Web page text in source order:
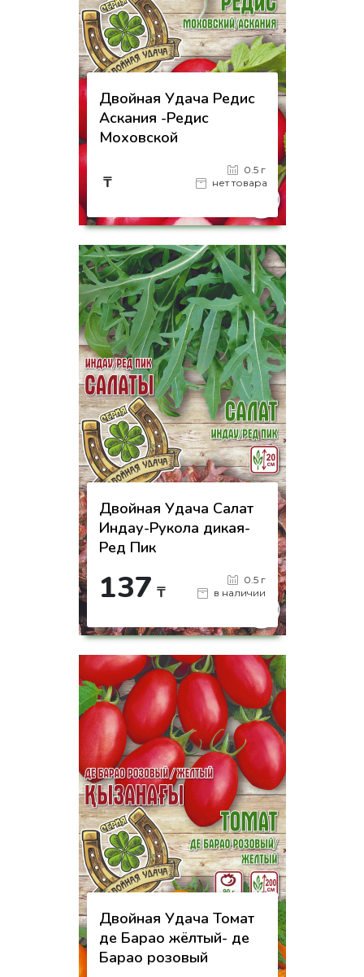
Двойная Удача Редис
Аскания -Редис
Моховской
₸
0.5 г
нет товара
на страницу товара
Двойная Удача Салат
Индау-Рукола дикая-
Ред Пик
137 ₸
0.5 г
в наличии
- + КУПИТЬ
на страницу товара
Двойная Удача Томат
де Барао жёлтый- де
Барао розовый